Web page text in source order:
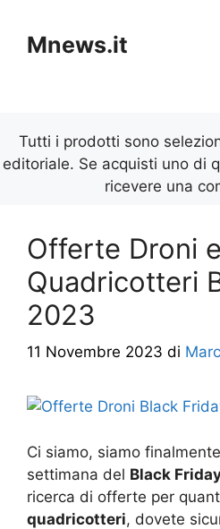
contenuto
Mnews.it
Tutti i prodotti sono
editoriale. Se acquisti uno di
ricevere una
Offerte Droni e
Quadricotteri
2023
11 Novembre 2023 di
Ci siamo, siamo
settimana del Black
ricerca di offerte per
quadricotteri, dovete